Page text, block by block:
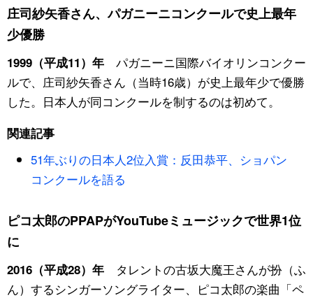
庄司紗矢香さん、パガニーニコンクールで史上最年
少優勝
1999（平成11）年パガニーニ国際バイオリンコンクー
ルで、庄司紗矢香さん（当時16歳）が史上最年少で優勝
した。日本人が同コンクールを制するのは初めて。
関連記事
51年ぶりの日本人2位入賞：反田恭平、ショパン
コンクールを語る
ピコ太郎のPPAPがYouTubeミュージックで世界1位
に
2016（平成28）年タレントの古坂大魔王さんが扮（ふ
ん）するシンガーソングライター、ピコ太郎の楽曲「ペ